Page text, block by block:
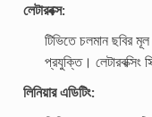
লেটারবক্স:
টিভিতে চলমান ছবির
প্রযুক্তি। লেটারবক্সিং
লিনিয়ার এডিটিং: